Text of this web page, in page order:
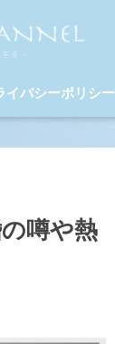
イバシーポリシー
噂や熱